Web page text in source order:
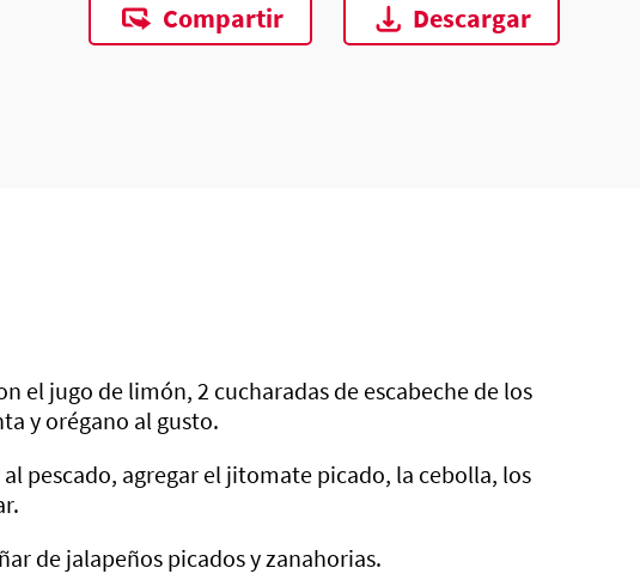
Compartir Descargar
el jugo de limón, 2 cucharadas de escabeche de los
y orégano al gusto.
pescado, agregar el jitomate picado, la cebolla, los
de jalapeños picados y zanahorias.